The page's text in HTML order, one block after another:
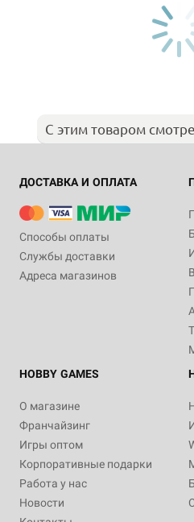
С этим товаром
ДОСТАВКА И ОПЛАТА
Способы оплаты
Службы доставки
Адреса магазинов
HOBBY GAMES
О магазине
Франчайзинг
Игры оптом
Корпоративные подарки
Работа у нас
Новости